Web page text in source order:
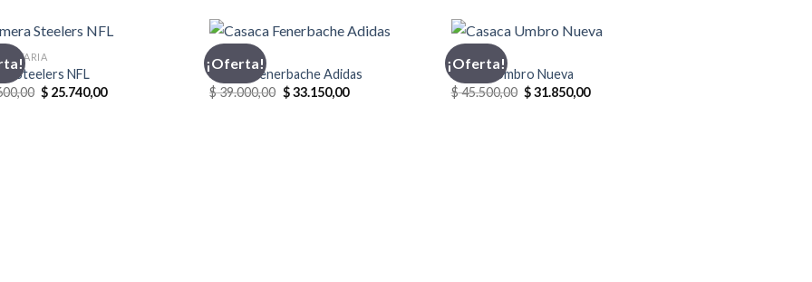
Steelers NFL
El
precio
$ 25.740,00El
¡Oferta!
ADIDAS
Casaca Fenerbache Adidas
$39.000,00 El
precio
$33.150,00El
¡Oferta!
CASACA
Casaca Umbro Nueva
$45.500,00 El
precio
$31.850,00El